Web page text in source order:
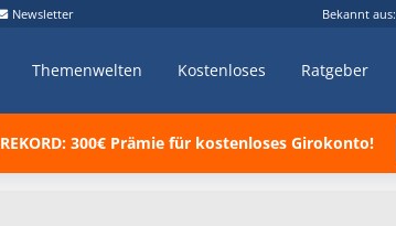
Newsletter Bekannt aus:
Themenwelten Kostenloses Ratgeber
REKORD: 300€ Prämie für kostenloses Girokonto!